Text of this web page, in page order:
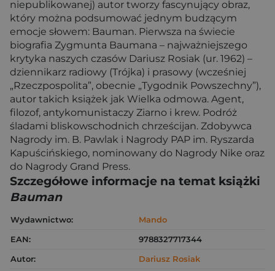
niepublikowanej) autor tworzy fascynujący obraz,
który można podsumować jednym budzącym
emocje słowem: Bauman. Pierwsza na świecie
biografia Zygmunta Baumana – najważniejszego
krytyka naszych czasów Dariusz Rosiak (ur. 1962) –
dziennikarz radiowy (Trójka) i prasowy (wcześniej
„Rzeczpospolita”, obecnie „Tygodnik Powszechny”),
autor takich książek jak Wielka odmowa. Agent,
filozof, antykomunistaczy Ziarno i krew. Podróż
śladami bliskowschodnich chrześcijan. Zdobywca
Nagrody im. B. Pawlak i Nagrody PAP im. Ryszarda
Kapuścińskiego, nominowany do Nagrody Nike oraz
do Nagrody Grand Press.
Szczegółowe informacje na temat książki
Bauman
Wydawnictwo:
Mando
EAN:
9788327717344
Autor:
Dariusz Rosiak